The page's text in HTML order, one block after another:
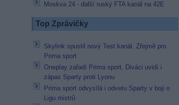
Moskva 24 - další ruský FTA kanál na 42E
Top Zprávičky
Skylink spustil nový Test kanál. Zřejmě pro
Prima sport
Oneplay zařadí Prima sport. Diváci uvidí i
zápas Sparty proti Lyonu
Prima sport odvysílá i odvetu Sparty v boji o
Ligu mistrů